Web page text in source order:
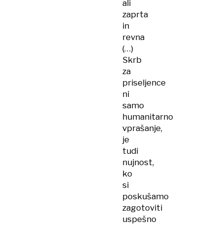
ali
zaprta
in
revna
(…)
Skrb
za
priseljence
ni
samo
humanitarno
vprašanje,
je
tudi
nujnost,
ko
si
poskušamo
zagotoviti
uspešno